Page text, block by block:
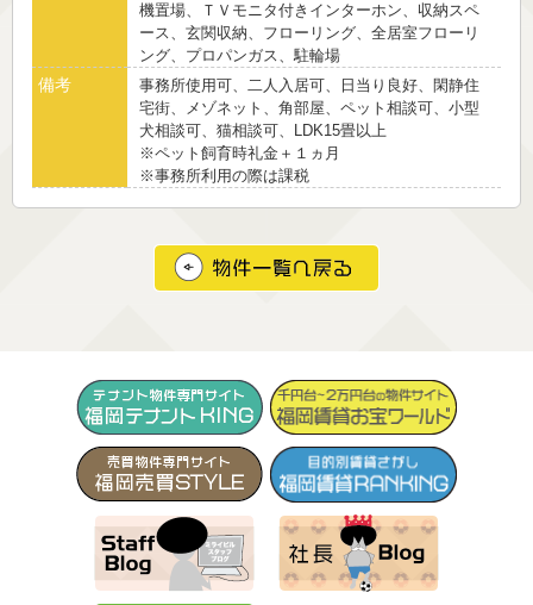
機置場、ＴＶモニタ付きインターホン、収納スペ
ース、玄関収納、フローリング、全居室フローリ
ング、プロパンガス、駐輪場
備考
事務所使用可、二人入居可、日当り良好、閑静住
宅街、メゾネット、角部屋、ペット相談可、小型
犬相談可、猫相談可、LDK15畳以上
※ペット飼育時礼金＋１ヵ月
※事務所利用の際は課税